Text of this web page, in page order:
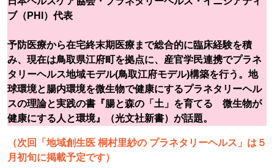
ブ（PHI）代表
予防医療から在宅終末期医療まで総合的に臨床経験を積
み、現在は鳥取県江府町を拠点に、産官学民連携でプラネ
タリーヘルス地域モデル(鳥取江府モデル)構築を行う。地
球環境と腸内環境を微生物で健康にするプラネタリーヘル
スの理論と実践の書『腸と森の「土」を育てる 微生物が
健康にする人と環境』（光文社新書）が話題。
（次回「地域創生医 桐村里紗の プラネタリーヘルス」は５
月初旬に掲載予定です）